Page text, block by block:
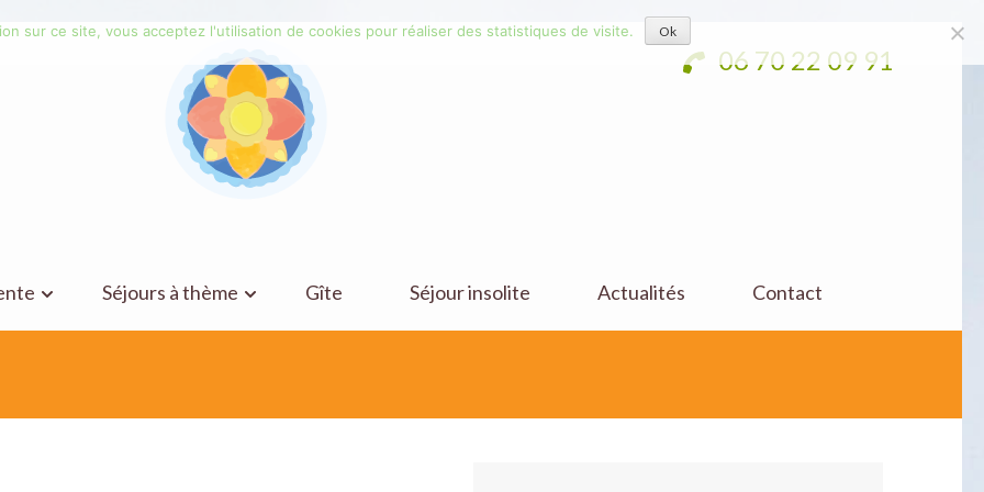
06 70 22 09 91
Séjours à thème Gîte Séjour insolite Actualités Contact
sur ce site, vous acceptez l'utilisation de cookies pour réaliser des statistiques de visite. Ok